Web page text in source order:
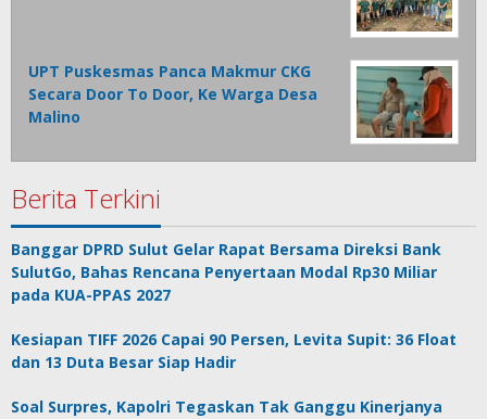
UPT Puskesmas Panca Makmur CKG
Secara Door To Door, Ke Warga Desa
Malino
Berita Terkini
Banggar DPRD Sulut Gelar Rapat Bersama Direksi Bank
SulutGo, Bahas Rencana Penyertaan Modal Rp30 Miliar
pada KUA-PPAS 2027
Kesiapan TIFF 2026 Capai 90 Persen, Levita Supit: 36 Float
dan 13 Duta Besar Siap Hadir
Soal Surpres, Kapolri Tegaskan Tak Ganggu Kinerjanya